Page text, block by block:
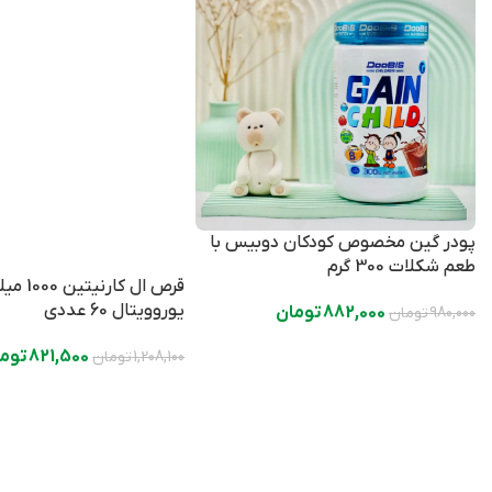
پودر گین مخصوص کودکان دوبیس با
طعم شکلات 300 گرم
980,000تومان 882,000تومان
قرص ال
یوروویتال 60 عددی
1,208,100تومان 821,500